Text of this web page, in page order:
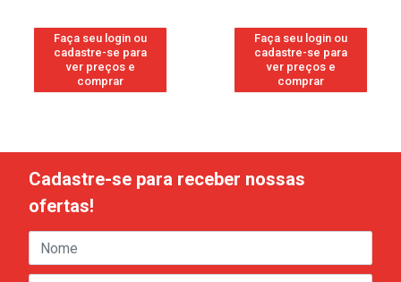
Faça seu login ou
cadastre-se para
ver preços e
comprar
Faça seu login ou
cadastre-se para
ver preços e
comprar
Cadastre-se para receber nossas
ofertas!